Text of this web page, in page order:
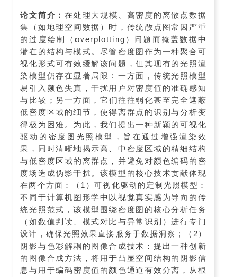
论文简介： 在处理大规模、高密度的离散点数据
集（如地理空间数据）时，传统散点图常因严重
的过度绘制（overplotting）问题而掩盖数据中
潜在的结构与模式。尽管密度图作为一种聚合可
视化形式可有效缓解该问题，但其现有的光照渲
染模型仍存在显著局限：一方面，传统光照模型
易引入颜色失真，干扰用户对密度值的准确感知
与比较；另一方面，它们往往弱化甚至完全遮蔽
低密度区域的细节，使得离群点的识别与分析变
得极为困难。为此，我们提出一种新颖的可视化
驱动的密度图光照模型，旨在通过增强渲染效
果，同时清晰地揭示高、中密度区域的精细结构
与低密度区域的离群点，并避免对颜色编码的密
度场造成伪影干扰。该模型的核心技术贡献体现
在两个方面：（1）可视化驱动的定制光照模型：
不同于计算机图形学中以视觉真实感为导向的传
统光照范式，该模型围绕密度图的核心分析任务
（如数值判读、模式对比与异常识别）进行专门
设计，确保光照效果直接服务于数据洞察；（2）
阴影与色彩解耦的图像合成技术：提出一种创新
的图像合成方法，将用于凸显空间结构的阴影信
息与用于编码密度值的颜色通道有效分离，从根